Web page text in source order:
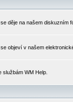
děje na našem diskuzním
objeví v našem
WM Help.